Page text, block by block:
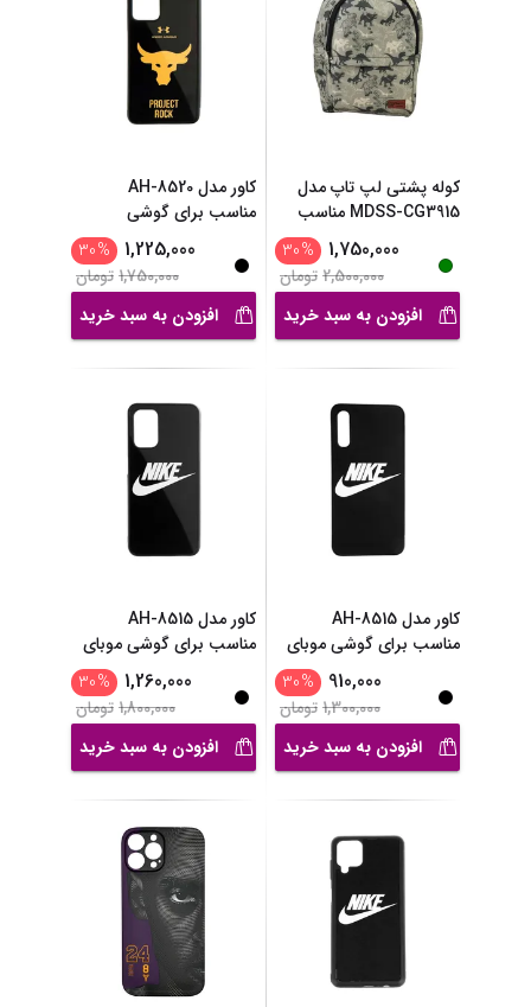
کوله پشتی لپ تاپ مدل
MDSS-CG3915 مناسب
1,750,000
%
30
2,500,000تومان
افزودن به سبد خرید
کاور مدل AH-8520
مناسب برای گوشی
1,225,000
%
30
1,750,000تومان
افزودن به سبد خرید
کاور مدل AH-8515
مناسب برای گوشی موبای
910,000
%
30
1,300,000تومان
افزودن به سبد خرید
کاور مدل AH-8515
مناسب برای گوشی موبای
1,260,000
%
30
1,800,000تومان
افزودن به سبد خرید